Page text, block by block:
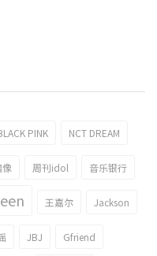
PINK NCT DREAM
周刊idol 音乐银行
王嘉尔 Jackson
JBJ Gfriend